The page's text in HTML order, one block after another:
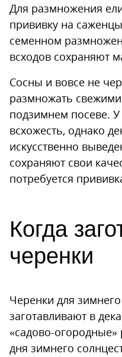
Для размножения
прививку на
семенном
всходов сохраняют
Сосны и вовсе не
размножать
подзимнем посеве.
всхожесть, однако
искусственно
сохраняют свои
потребуется
Когда
черенки
Черенки для
заготавливают в
«садово-
дня зимнего